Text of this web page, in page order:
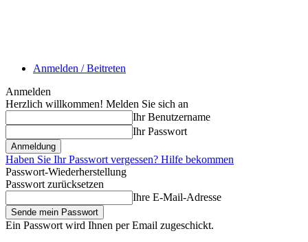
Anmelden / Beitreten
Anmelden
Herzlich willkommen! Melden Sie sich an
Ihr Benutzername
Ihr Passwort
Haben Sie Ihr Passwort vergessen? Hilfe bekommen
Passwort-Wiederherstellung
Passwort zurücksetzen
Ihre E-Mail-Adresse
Ein Passwort wird Ihnen per Email zugeschickt.